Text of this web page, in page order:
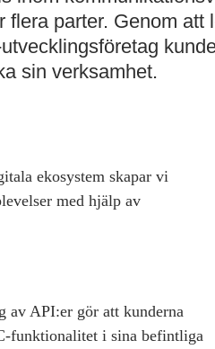
flera parter. Genom
sin verksamhet.
ekosystem skapar vi
med hjälp av
av API:er gör att kunderna
funktionalitet i sina befintliga